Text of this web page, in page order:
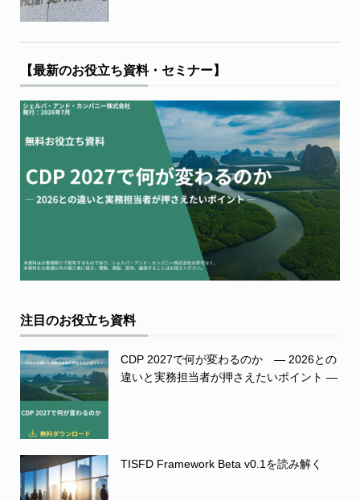
【最新のお役立ち資料・セミナー】
注目のお役立ち資料
CDP 2027で何が変わるのか ― 2026との
違いと実務担当者が押さえたいポイント ―
TISFD Framework Beta v0.1を読み解く